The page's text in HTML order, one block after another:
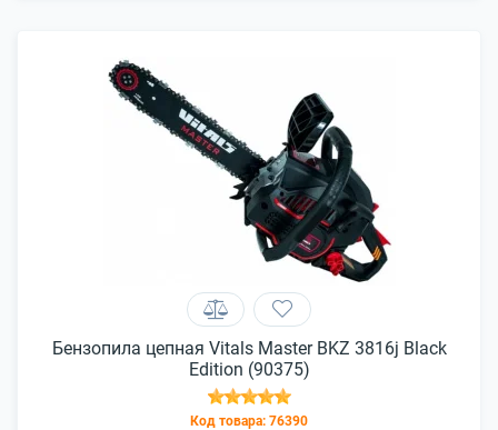
Бензопила цепная Vitals Master BKZ 3816j Black
Edition (90375)
Код товара: 76390